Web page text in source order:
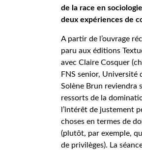
de la race en
deux expériences de
A partir de l’ouvrage
paru aux éditions
avec Claire Cosquer
FNS senior, Université
Solène Brun reviendra
ressorts de la
l’intérêt de justement
choses en termes de
(plutôt, par exemple,
de privilèges). La